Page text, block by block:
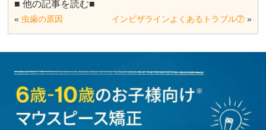
■ 他の記事を読む■
« 虫歯の原因 インビザラインよくあるトラブル⑦»